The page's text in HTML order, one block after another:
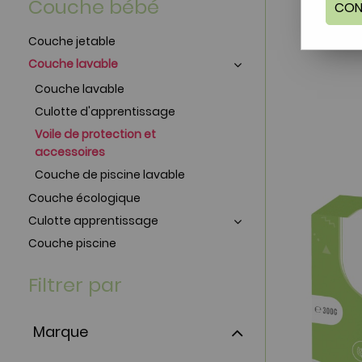
Couche bébé
Couche jetable
Couche lavable
Couche lavable
Culotte d'apprentissage
Voile de protection et
accessoires
Couche de piscine lavable
Couche écologique
Culotte apprentissage
Couche piscine
Filtrer par
Marque